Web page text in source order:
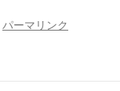
パーマリンク